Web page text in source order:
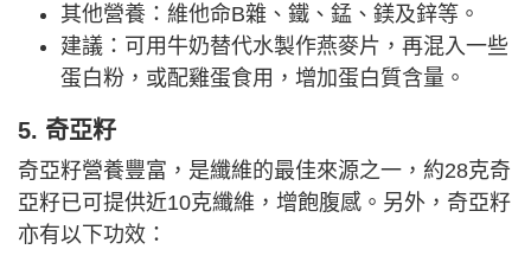
其他營養：維他命B雜、鐵、錳、鎂及鋅等。
建議：可用牛奶替代水製作燕麥片，再混入一些
蛋白粉，或配雞蛋食用，增加蛋白質含量。
5. 奇亞籽
奇亞籽營養豐富，是纖維的最佳來源之一，約28克奇
亞籽已可提供近10克纖維，增飽腹感。另外，奇亞籽
亦有以下功效：